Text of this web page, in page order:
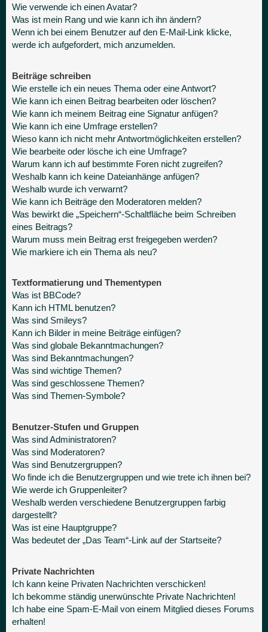
Wie verwende ich einen Avatar?
Was ist mein Rang und wie kann ich ihn ändern?
Wenn ich bei einem Benutzer auf den E-Mail-Link klicke,
werde ich aufgefordert, mich anzumelden.
Beiträge schreiben
Wie erstelle ich ein neues Thema oder eine Antwort?
Wie kann ich einen Beitrag bearbeiten oder löschen?
Wie kann ich meinem Beitrag eine Signatur anfügen?
Wie kann ich eine Umfrage erstellen?
Wieso kann ich nicht mehr Antwortmöglichkeiten erstellen?
Wie bearbeite oder lösche ich eine Umfrage?
Warum kann ich auf bestimmte Foren nicht zugreifen?
Weshalb kann ich keine Dateianhänge anfügen?
Weshalb wurde ich verwarnt?
Wie kann ich Beiträge den Moderatoren melden?
Was bewirkt die „Speichern“-Schaltfläche beim Schreiben
eines Beitrags?
Warum muss mein Beitrag erst freigegeben werden?
Wie markiere ich ein Thema als neu?
Textformatierung und Thementypen
Was ist BBCode?
Kann ich HTML benutzen?
Was sind Smileys?
Kann ich Bilder in meine Beiträge einfügen?
Was sind globale Bekanntmachungen?
Was sind Bekanntmachungen?
Was sind wichtige Themen?
Was sind geschlossene Themen?
Was sind Themen-Symbole?
Benutzer-Stufen und Gruppen
Was sind Administratoren?
Was sind Moderatoren?
Was sind Benutzergruppen?
Wo finde ich die Benutzergruppen und wie trete ich ihnen bei?
Wie werde ich Gruppenleiter?
Weshalb werden verschiedene Benutzergruppen farbig
dargestellt?
Was ist eine Hauptgruppe?
Was bedeutet der „Das Team“-Link auf der Startseite?
Private Nachrichten
Ich kann keine Privaten Nachrichten verschicken!
Ich bekomme ständig unerwünschte Private Nachrichten!
Ich habe eine Spam-E-Mail von einem Mitglied dieses Forums
erhalten!